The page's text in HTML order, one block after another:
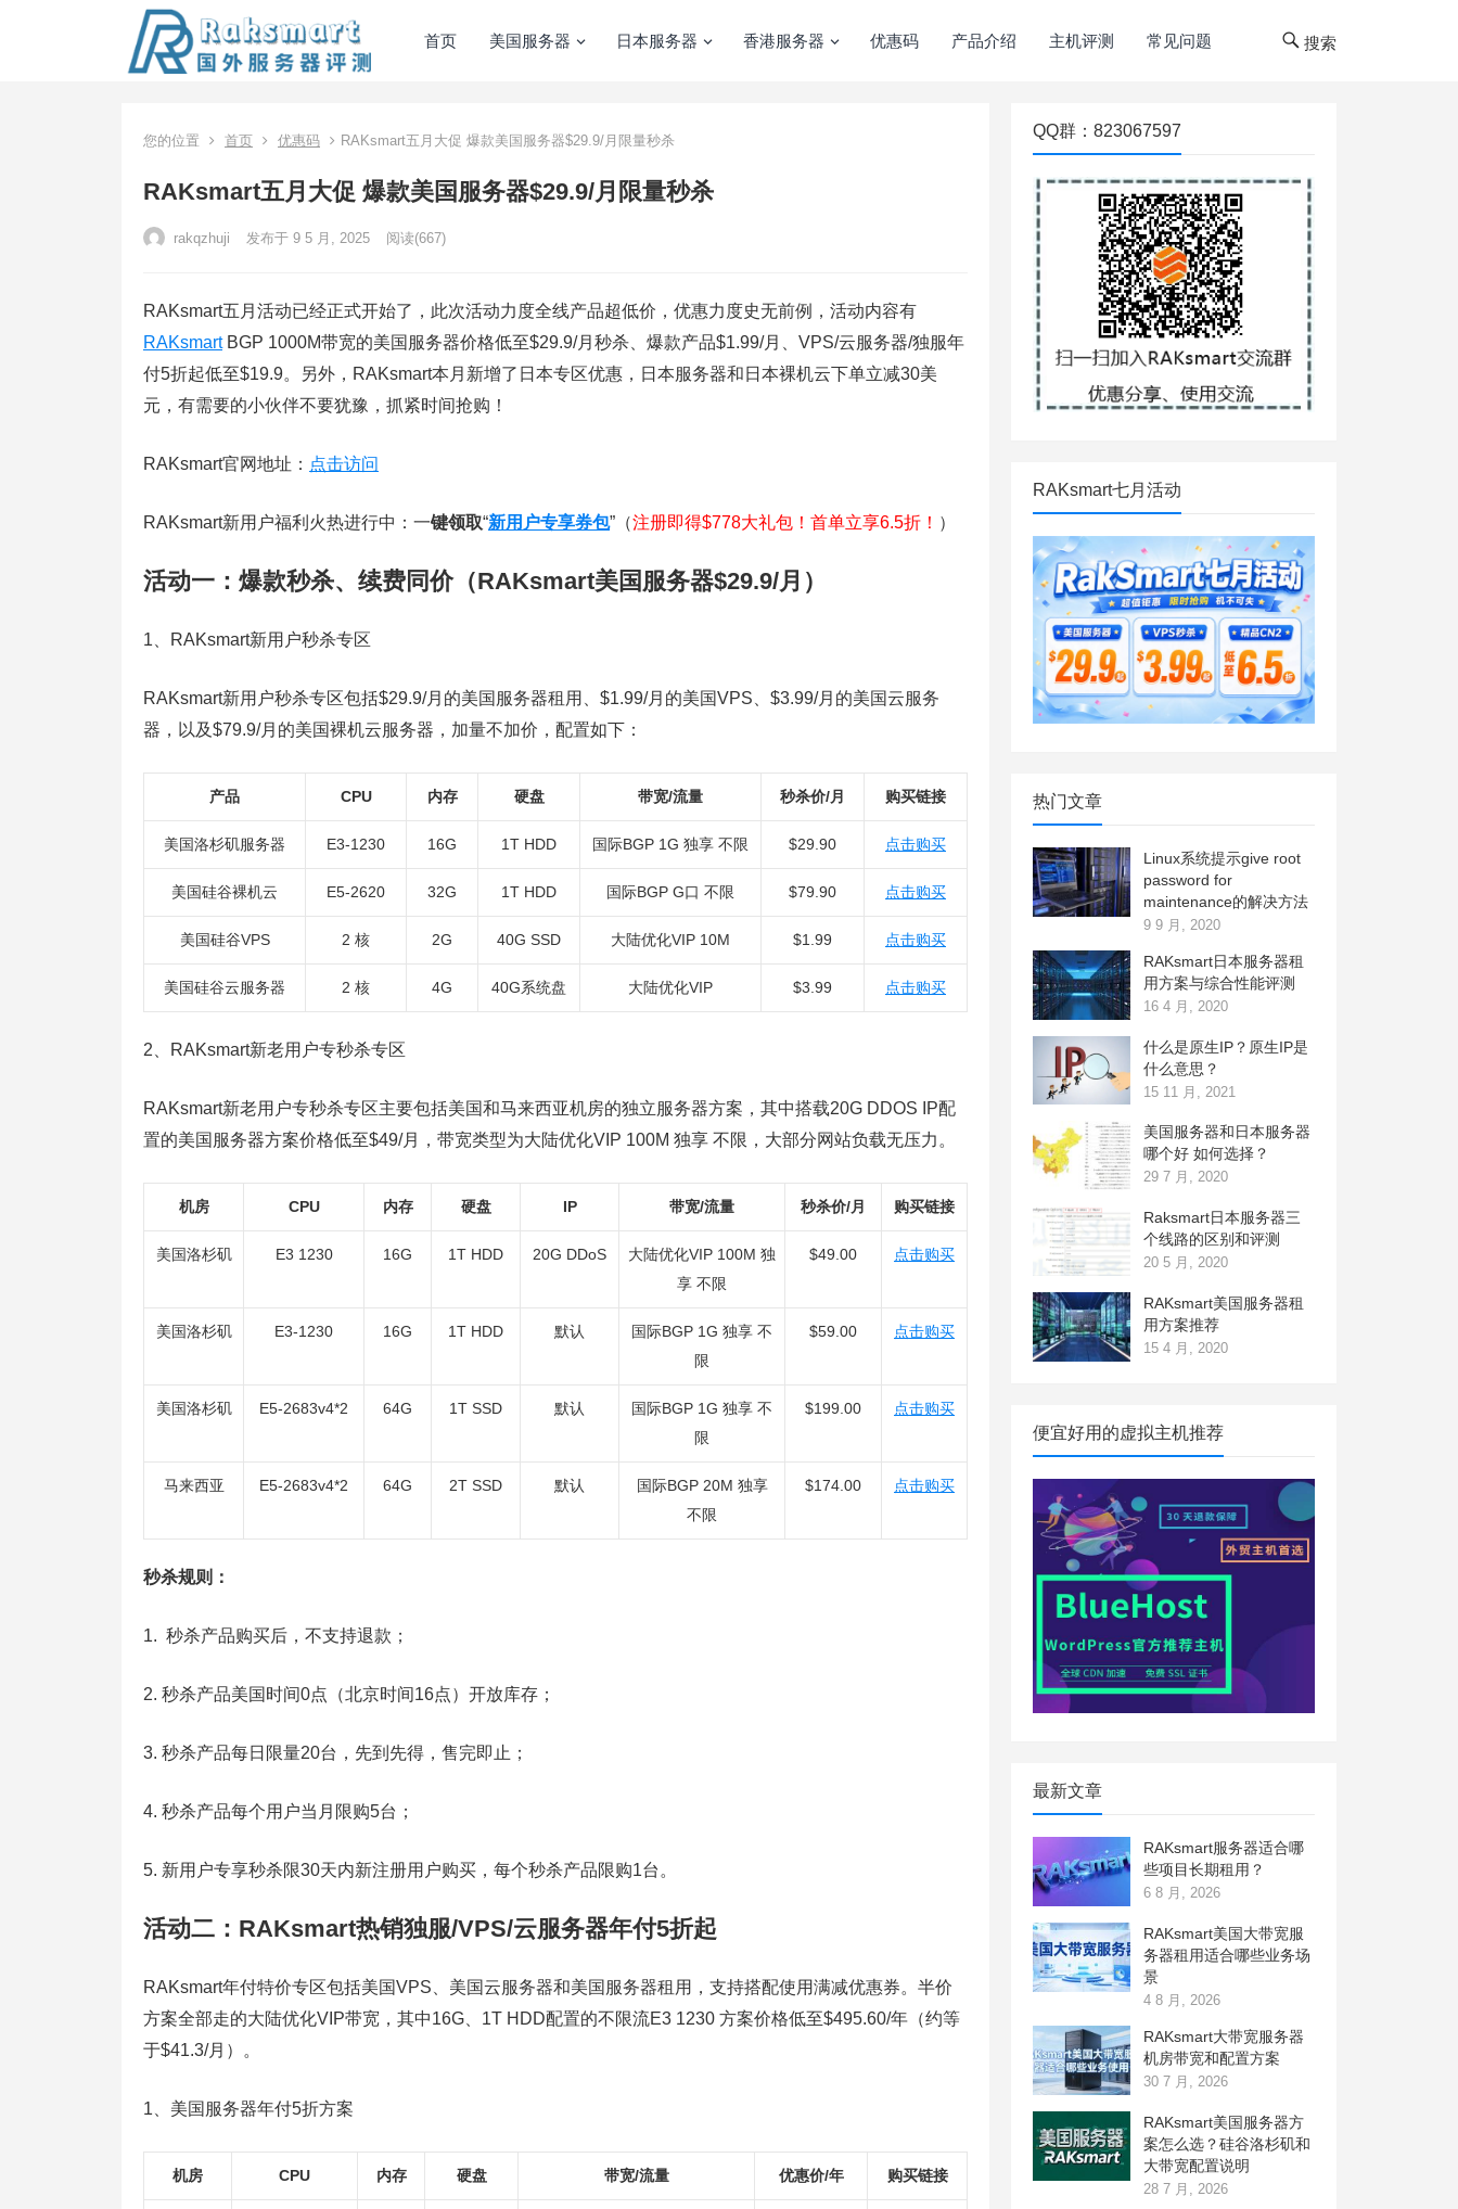
首页 美国服务器 日本服务器 香港服务器 优惠码 产品介绍 主机评测 常见问题 搜索
您的位置 首页 优惠码 RAKsmart五月大促 爆款美国服务器$29.9/月限量秒杀
RAKsmart五月大促 爆款美国服务器$29.9/月限量秒杀
rakqzhuji 发布于 9 5 月, 2025 阅读(667)
RAKsmart五月活动已经正式开始了，此次活动力度全线产品超低价，优惠力度史无前例，活动内容有
RAKsmartBGP 1000M带宽的美国服务器价格低至$29.9/月秒杀、爆款产品$1.99/月、VPS/云服务器/独服年
付5折起低至$19.9。另外，RAKsmart本月新增了日本专区优惠，日本服务器和日本裸机云下单立减30美
元，有需要的小伙伴不要犹豫，抓紧时间抢购！
RAKsmart官网地址： 点击访问
RAKsmart新用户福利火热进行中：一键领取“新用户专享券包”（注册即得$778大礼包！首单立享6.5折！ ）
活动一：爆款秒杀、续费同价（RAKsmart美国服务器$29.9/月）
1、RAKsmart新用户秒杀专区
RAKsmart新用户秒杀专区包括$29.9/月的美国服务器租用、$1.99/月的美国VPS、$3.99/月的美国云服务
器，以及$79.9/月的美国裸机云服务器，加量不加价，配置如下：
产品 CPU 内存 硬盘 带宽/流量 秒杀价/月 购买链接
美国洛杉矶服务器 E3-1230 16G 1T HDD 国际BGP 1G 独享 不限 $29.90 点击购买
美国硅谷裸机云 E5-2620 32G 1T HDD 国际BGP G口 不限 $79.90 点击购买
美国硅谷VPS 2 核 2G 40G SSD 大陆优化VIP 10M $1.99 点击购买
美国硅谷云服务器 2 核 4G 40G系统盘 大陆优化VIP $3.99 点击购买
2、RAKsmart新老用户专秒杀专区
RAKsmart新老用户专秒杀专区主要包括美国和马来西亚机房的独立服务器方案，其中搭载20G DDOS IP配
置的美国服务器方案价格低至$49/月，带宽类型为大陆优化VIP 100M 独享 不限，大部分网站负载无压力。
机房 CPU 内存 硬盘 IP 带宽/流量 秒杀价/月 购买链接
美国洛杉矶 E3 1230 16G 1T HDD 20G DDoS
大陆优化VIP 100M 独
享 不限
$49.00 点击购买
美国洛杉矶 E3-1230 16G 1T HDD 默认
国际BGP 1G 独享 不
限
$59.00 点击购买
美国洛杉矶 E5-2683v4*2 64G 1T SSD 默认
国际BGP 1G 独享 不
限
$199.00 点击购买
马来西亚 E5-2683v4*2 64G 2T SSD 默认
国际BGP 20M 独享
不限
$174.00 点击购买
秒杀规则：
1. 秒杀产品购买后，不支持退款；
2. 秒杀产品美国时间0点（北京时间16点）开放库存；
3. 秒杀产品每日限量20台，先到先得，售完即止；
4. 秒杀产品每个用户当月限购5台；
5. 新用户专享秒杀限30天内新注册用户购买，每个秒杀产品限购1台。
活动二：RAKsmart热销独服/VPS/云服务器年付5折起
RAKsmart年付特价专区包括美国VPS、美国云服务器和美国服务器租用，支持搭配使用满减优惠券。半价
方案全部走的大陆优化VIP带宽，其中16G、1T HDD配置的不限流E3 1230 方案价格低至$495.60/年（约等
于$41.3/月）。
1、美国服务器年付5折方案
机房 CPU 内存 硬盘 带宽/流量 优惠价/年 购买链接
QQ群：823067597
RAKsmart七月活动
热门文章
Linux系统提示give root
password for
maintenance的解决方法
9 9 月, 2020
RAKsmart日本服务器租
用方案与综合性能评测
16 4 月, 2020
什么是原生IP？原生IP是
什么意思？
15 11 月, 2021
美国服务器和日本服务器
哪个好 如何选择？
29 7 月, 2020
Raksmart日本服务器三
个线路的区别和评测
20 5 月, 2020
RAKsmart美国服务器租
用方案推荐
15 4 月, 2020
便宜好用的虚拟主机推荐
最新文章
RAKsmart服务器适合哪
些项目长期租用？
6 8 月, 2026
RAKsmart美国大带宽服
务器租用适合哪些业务场
景
4 8 月, 2026
RAKsmart大带宽服务器
机房带宽和配置方案
30 7 月, 2026
RAKsmart美国服务器方
案怎么选？硅谷洛杉矶和
大带宽配置说明
28 7 月, 2026